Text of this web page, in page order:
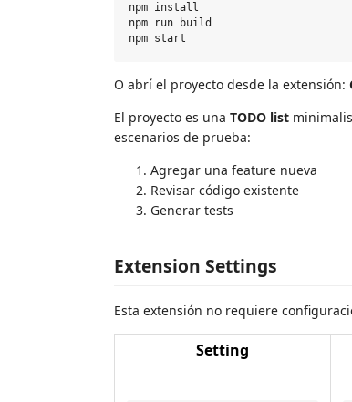
npm install
npm run build
O abrí el proyecto desde la extensión:
El proyecto es una TODO list
escenarios de prueba:
Agregar una feature nueva
Revisar código existente
Generar tests
Extension Settings
Esta extensión no requiere
Setting